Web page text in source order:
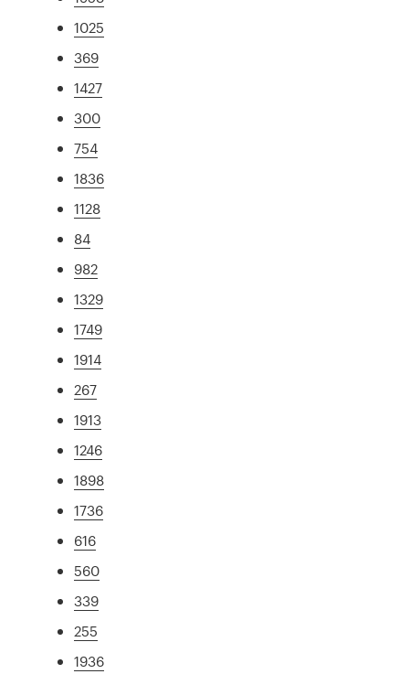
1025
369
1427
300
754
1836
1128
84
982
1329
1749
1914
267
1913
1246
1898
1736
616
560
339
255
1936